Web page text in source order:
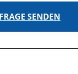
SENDEN